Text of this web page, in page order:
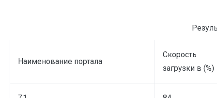
Наименование портала
Скорость
загрузки в (%)